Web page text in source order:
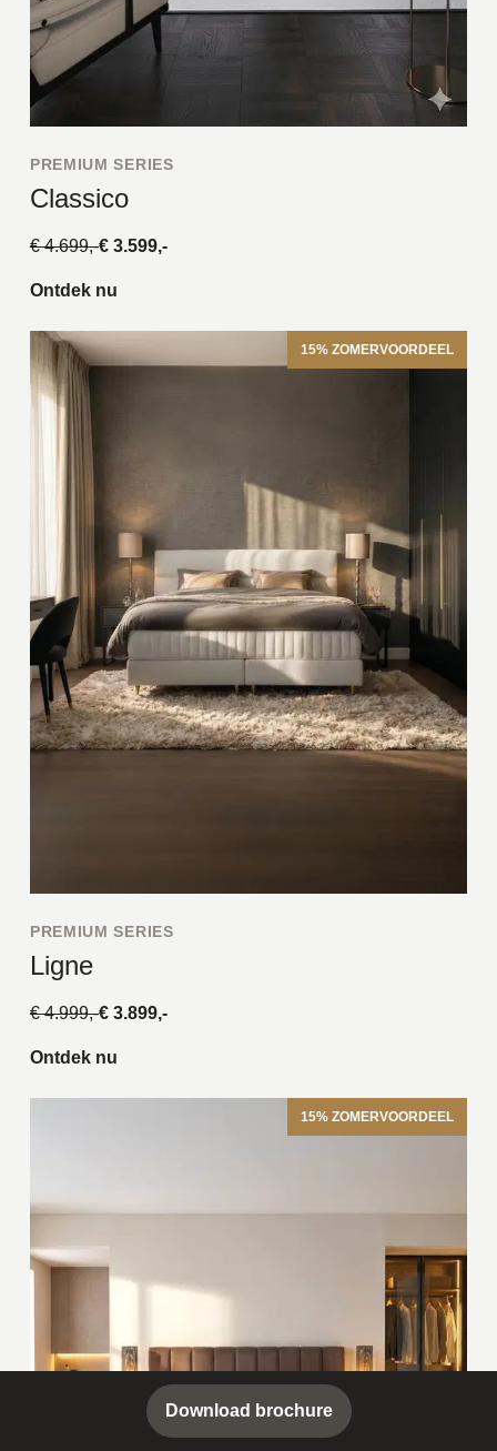
PREMIUM SERIES
Classico
€ 4.699,-€ 3.599,-
Ontdek nu
15% ZOMERVOORDEEL
PREMIUM SERIES
Ligne
€ 4.999,-€ 3.899,-
Ontdek nu
15% ZOMERVOORDEEL
Download brochure